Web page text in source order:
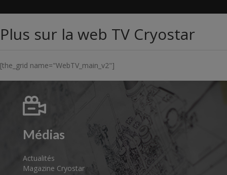
Plus sur la web TV Cryostar
[the_grid name="WebTV_main_v2"]
Médias
Actualités
Magazine Cryostar